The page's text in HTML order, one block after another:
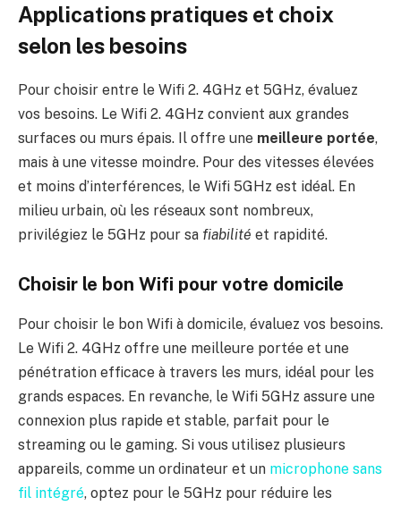
Applications pratiques et choix
selon les besoins
Pour choisir entre le Wifi 2. 4GHz et 5GHz, évaluez
vos besoins. Le Wifi 2. 4GHz convient aux grandes
surfaces ou murs épais. Il offre une meilleure portée,
mais à une vitesse moindre. Pour des vitesses élevées
et moins d’interférences, le Wifi 5GHz est idéal. En
milieu urbain, où les réseaux sont nombreux,
privilégiez le 5GHz pour sa fiabilité et rapidité.
Choisir le bon Wifi pour votre domicile
Pour choisir le bon Wifi à domicile, évaluez vos besoins.
Le Wifi 2. 4GHz offre une meilleure portée et une
pénétration efficace à travers les murs, idéal pour les
grands espaces. En revanche, le Wifi 5GHz assure une
connexion plus rapide et stable, parfait pour le
streaming ou le gaming. Si vous utilisez plusieurs
appareils, comme un ordinateur et un microphone sans
fil intégré, optez pour le 5GHz pour réduire les